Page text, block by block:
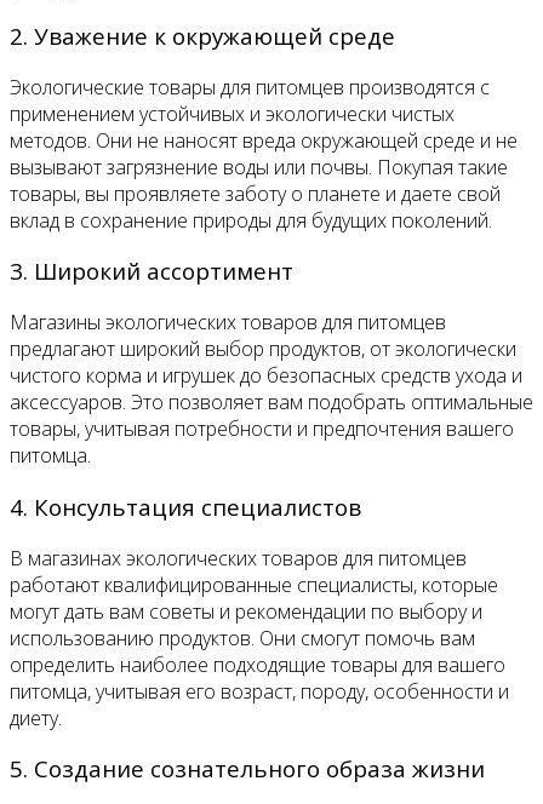
2. Уважение к окружающей среде
Экологические товары для питомцев производятся с
применением устойчивых и экологически чистых
методов. Они не наносят вреда окружающей среде и не
вызывают загрязнение воды или почвы. Покупая такие
товары, вы проявляете заботу о планете и даете свой
вклад в сохранение природы для будущих поколений.
3. Широкий ассортимент
Магазины экологических товаров для питомцев
предлагают широкий выбор продуктов, от экологически
чистого корма и игрушек до безопасных средств ухода и
аксессуаров. Это позволяет вам подобрать оптимальные
товары, учитывая потребности и предпочтения вашего
питомца.
4. Консультация специалистов
В магазинах экологических товаров для питомцев
работают квалифицированные специалисты, которые
могут дать вам советы и рекомендации по выбору и
использованию продуктов. Они смогут помочь вам
определить наиболее подходящие товары для вашего
питомца, учитывая его возраст, породу, особенности и
диету.
5. Создание сознательного образа жизни